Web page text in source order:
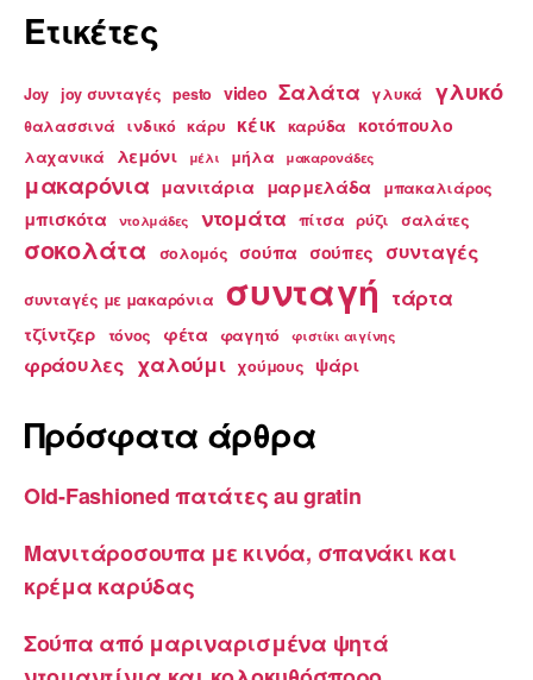
Ετικέτες
Joy joy συνταγές pesto video Σαλάτα γλυκά γλυκό
θαλασσινά ινδικό κάρυ κέικ καρύδα κοτόπουλο
λαχανικά λεμόνι μέλι μήλα μακαρονάδες
μακαρόνια μανιτάρια μαρμελάδα μπακαλιάρος
μπισκότα ντολμάδες ντομάτα πίτσα ρύζι σαλάτες
σοκολάτα σολομός σούπα σούπες συνταγές
συνταγές με μακαρόνια συνταγή τάρτα
τζίντζερ τόνος φέτα φαγητό φιστίκι αιγίνης
φράουλες χαλούμι χούμους ψάρι
Πρόσφατα άρθρα
Old-Fashioned πατάτες au gratin
Μανιτάροσουπα με κινόα, σπανάκι και
κρέμα καρύδας
Σούπα από μαριναρισμένα ψητά